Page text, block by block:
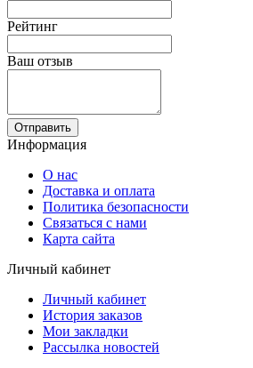
Рейтинг
Ваш отзыв
Отправить
Информация
О нас
Доставка и оплата
Политика безопасности
Связаться с нами
Карта сайта
Личный кабинет
Личный кабинет
История заказов
Мои закладки
Рассылка новостей